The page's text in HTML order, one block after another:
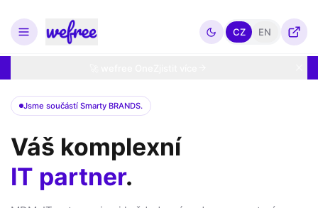
CZ EN
Jsme součástí Smarty BRANDS.
Váš komplexní
IT partner.